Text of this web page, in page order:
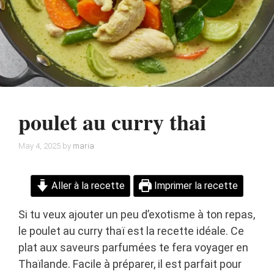
poulet au curry thai
May 4, 2025 by maria
Aller à la recette Imprimer la recette
Si tu veux ajouter un peu d’exotisme à ton repas,
le poulet au curry thaï est la recette idéale. Ce
plat aux saveurs parfumées te fera voyager en
Thaïlande. Facile à préparer, il est parfait pour